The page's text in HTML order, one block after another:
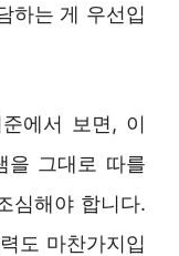
하는 게 우선입
에서 보면, 이
을 그대로 따를
심해야 합니다.
도 마찬가지입